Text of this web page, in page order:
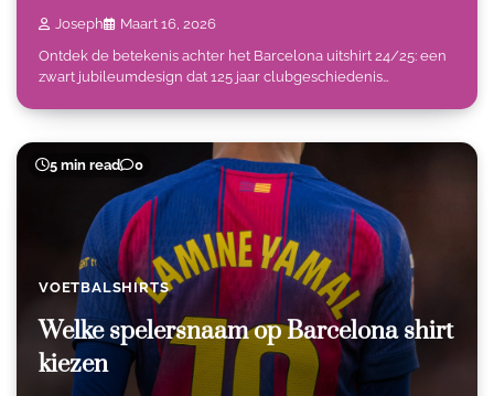
Joseph
Maart 16, 2026
Ontdek de betekenis achter het Barcelona uitshirt 24/25: een
zwart jubileumdesign dat 125 jaar clubgeschiedenis…
5 min read 0
VOETBALSHIRTS
Welke spelersnaam op Barcelona shirt
kiezen